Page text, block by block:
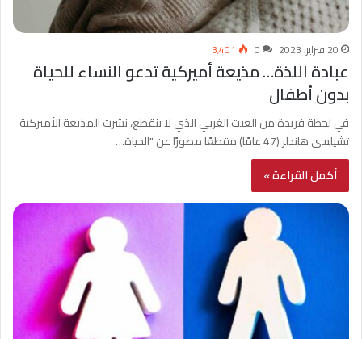
20 فبراير، 2023 0 3٬401
عبادة اللذة… مذيعة أميركية تدعو النساء للحياة
بدون أطفال
في لحظة فريدة من العبث الغربي الذي لا ينقطع، نشرت المذيعة الأميركية
تشيلسي هاندلر (47 عامًا) مقطعًا مصورًا عن "الحياة…
أكمل القراءة »